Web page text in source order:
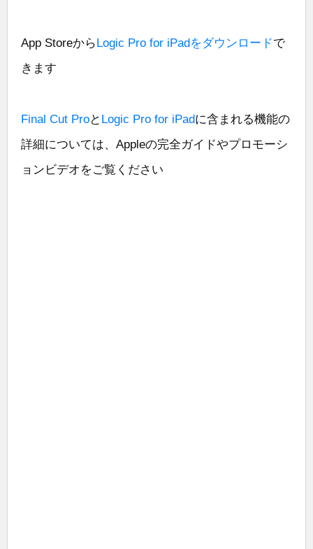
App Storeから Logic Pro for iPadをダウンロードで
きます
Final Cut Proと Logic Pro for iPadに含まれる機能の
詳細については、Appleの完全ガイドやプロモーシ
ョンビデオをご覧ください